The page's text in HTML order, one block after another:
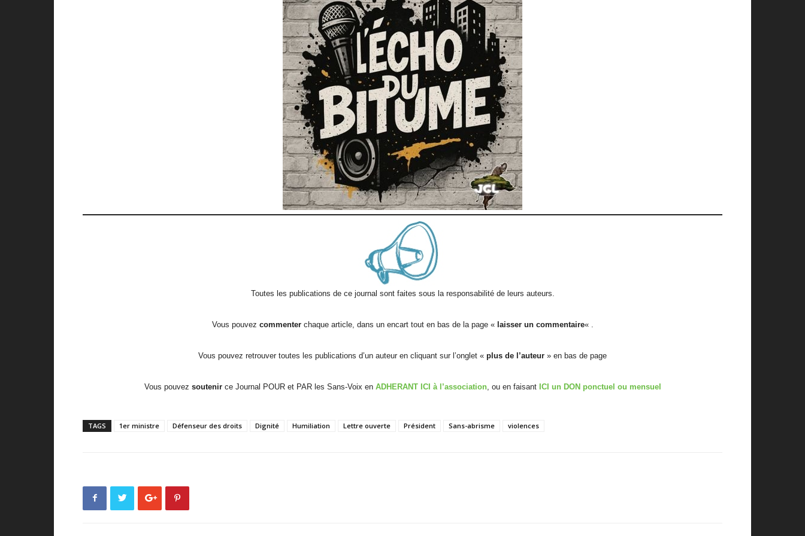
Toutes les publications de ce journal sont faites sous la responsabilité de leurs auteurs.
Vous pouvez commenterchaque article, dans un encart tout en bas de la page « laisser un commentaire« .
Vous pouvez retrouver toutes les publications d’un auteur en cliquant sur l’onglet « plus de l’auteur » en bas de page
Vous pouvez soutenirce Journal POUR et PAR les Sans-Voix en ADHERANT ICI à l’association, ou en faisant ICI un DON ponctuel ou mensuel
TAGS 1er ministre Défenseur des droits Dignité Humiliation Lettre ouverte Président Sans-abrisme violences